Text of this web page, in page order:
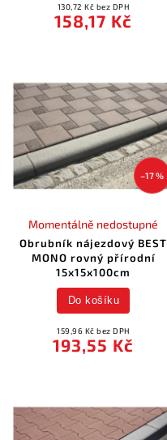
130,72 Kč bez DPH
158,17 Kč
–17 %
Obrubník nájezdový BEST
MONO rovný přírodní
15x15x100cm
Momentálně nedostupné
159,96 Kč bez DPH
193,55 Kč
Do košíku